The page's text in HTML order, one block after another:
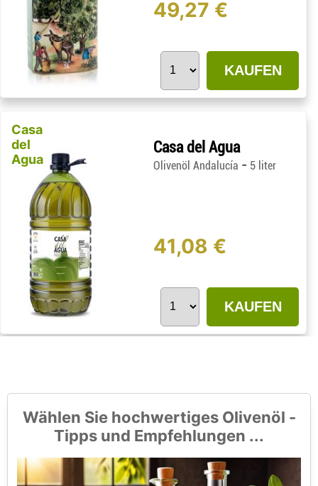
49,27 €
KAUFEN
Casa
del
Agua
Casa del Agua
Olivenöl Andalucía - 5 liter
41,08 €
KAUFEN
Wählen Sie hochwertiges Olivenöl -
Tipps und Empfehlungen ...